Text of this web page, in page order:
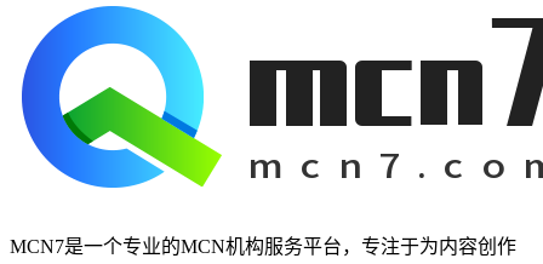
MCN7是一个专业的MCN机构服务平台，专注于为内容创作